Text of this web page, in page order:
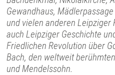
Gewandhaus,
und vielen anderen Leipziger
auch Leipziger Geschichte
Friedlichen Revolution über
Bach, den weltweit
und Mendelssohn.